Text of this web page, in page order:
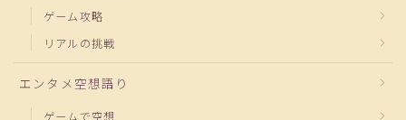
ゲーム攻略
リアルの挑戦
エンタメ空想語り
ゲームで空想